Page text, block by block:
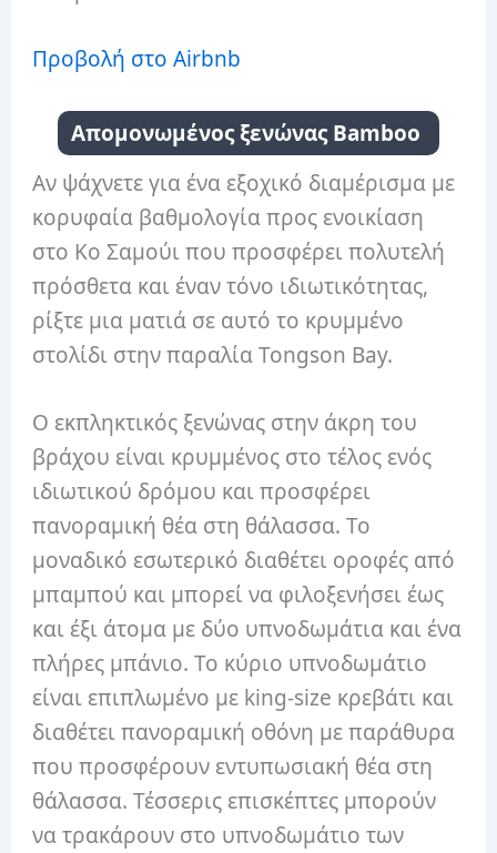
Προβολή στο Airbnb
Απομονωμένος ξενώνας Bamboo
Αν ψάχνετε για ένα εξοχικό διαμέρισμα με
κορυφαία βαθμολογία προς ενοικίαση
στο Κο Σαμούι που προσφέρει πολυτελή
πρόσθετα και έναν τόνο ιδιωτικότητας,
ρίξτε μια ματιά σε αυτό το κρυμμένο
στολίδι στην παραλία Tongson Bay.
Ο εκπληκτικός ξενώνας στην άκρη του
βράχου είναι κρυμμένος στο τέλος ενός
ιδιωτικού δρόμου και προσφέρει
πανοραμική θέα στη θάλασσα. Το
μοναδικό εσωτερικό διαθέτει οροφές από
μπαμπού και μπορεί να φιλοξενήσει έως
και έξι άτομα με δύο υπνοδωμάτια και ένα
πλήρες μπάνιο. Το κύριο υπνοδωμάτιο
είναι επιπλωμένο με king-size κρεβάτι και
διαθέτει πανοραμική οθόνη με παράθυρα
που προσφέρουν εντυπωσιακή θέα στη
θάλασσα. Τέσσερις επισκέπτες μπορούν
να τρακάρουν στο υπνοδωμάτιο των